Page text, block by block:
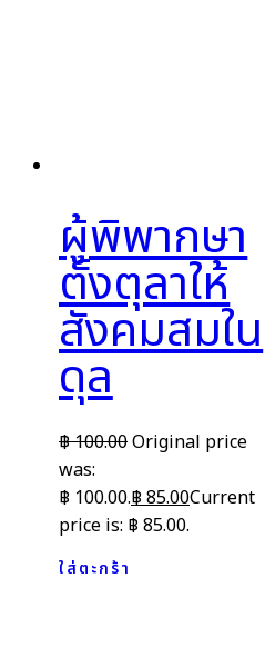
ผู้พิพากษา
ตั้งตุลาให้
สังคมสมใน
ดุล
฿100.00Original price
was:
฿ 100.00.฿ 85.00Current
price is: ฿ 85.00.
ใส่ตะกร้า